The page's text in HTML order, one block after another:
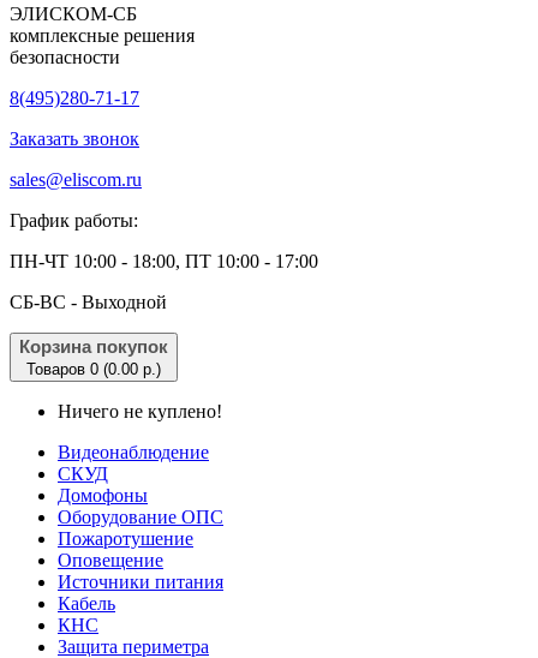
ЭЛИСКОМ-СБ
комплексные решения
безопасности
8(495)280-71-17
Заказать звонок
sales@eliscom.ru
График работы:
ПН-ЧТ 10:00 - 18:00, ПТ 10:00 - 17:00
CБ-ВС - Выходной
Корзина покупок
Товаров 0 (0.00 р.)
Ничего не куплено!
Видеонаблюдение
СКУД
Домофоны
Оборудование ОПС
Пожаротушение
Оповещение
Источники питания
Кабель
КНС
Защита периметра